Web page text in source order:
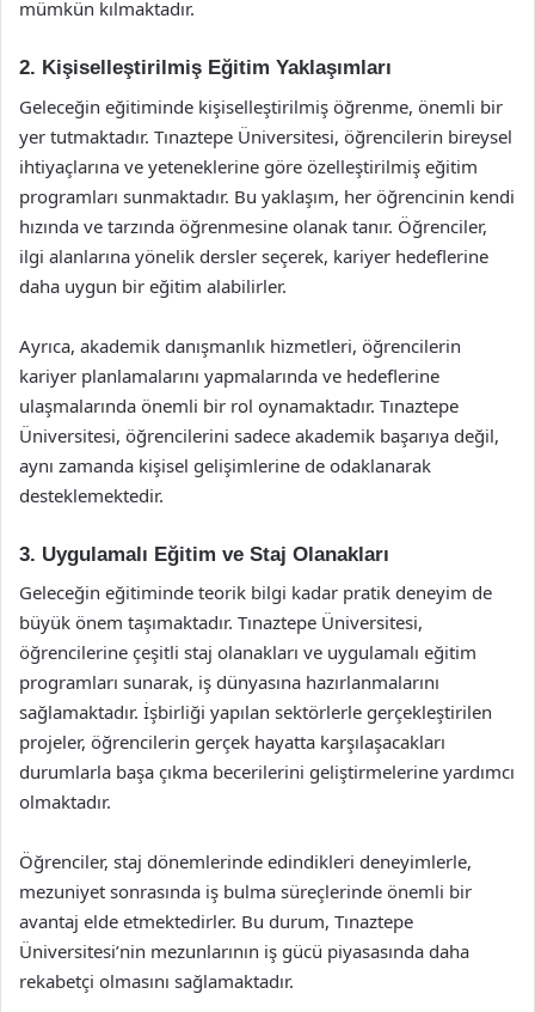
mümkün kılmaktadır.
2. Kişiselleştirilmiş Eğitim Yaklaşımları
Geleceğin eğitiminde kişiselleştirilmiş öğrenme, önemli bir
yer tutmaktadır. Tınaztepe Üniversitesi, öğrencilerin bireysel
ihtiyaçlarına ve yeteneklerine göre özelleştirilmiş eğitim
programları sunmaktadır. Bu yaklaşım, her öğrencinin kendi
hızında ve tarzında öğrenmesine olanak tanır. Öğrenciler,
ilgi alanlarına yönelik dersler seçerek, kariyer hedeflerine
daha uygun bir eğitim alabilirler.
Ayrıca, akademik danışmanlık hizmetleri, öğrencilerin
kariyer planlamalarını yapmalarında ve hedeflerine
ulaşmalarında önemli bir rol oynamaktadır. Tınaztepe
Üniversitesi, öğrencilerini sadece akademik başarıya değil,
aynı zamanda kişisel gelişimlerine de odaklanarak
desteklemektedir.
3. Uygulamalı Eğitim ve Staj Olanakları
Geleceğin eğitiminde teorik bilgi kadar pratik deneyim de
büyük önem taşımaktadır. Tınaztepe Üniversitesi,
öğrencilerine çeşitli staj olanakları ve uygulamalı eğitim
programları sunarak, iş dünyasına hazırlanmalarını
sağlamaktadır. İşbirliği yapılan sektörlerle gerçekleştirilen
projeler, öğrencilerin gerçek hayatta karşılaşacakları
durumlarla başa çıkma becerilerini geliştirmelerine yardımcı
olmaktadır.
Öğrenciler, staj dönemlerinde edindikleri deneyimlerle,
mezuniyet sonrasında iş bulma süreçlerinde önemli bir
avantaj elde etmektedirler. Bu durum, Tınaztepe
Üniversitesi’nin mezunlarının iş gücü piyasasında daha
rekabetçi olmasını sağlamaktadır.